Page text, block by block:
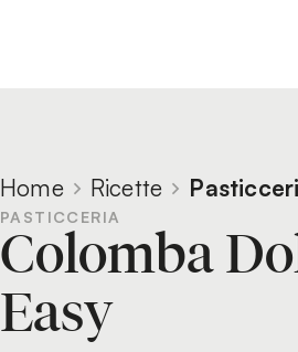
Home Ricette
PASTICCERIA
Colomba
Easy